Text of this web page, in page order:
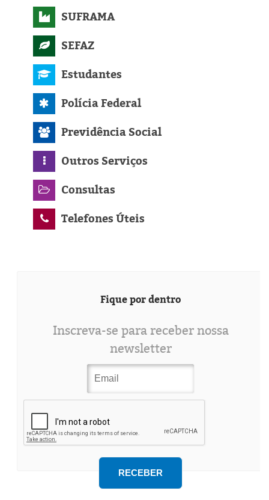
SUFRAMA
SEFAZ
Estudantes
Polícia Federal
Previdência Social
Outros Serviços
Consultas
Telefones Úteis
Fique por dentro
Inscreva-se para receber nossa
newsletter